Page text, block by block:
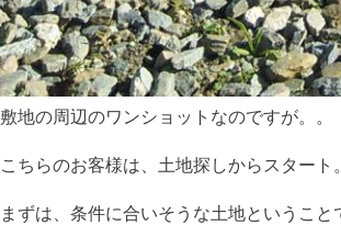
敷地の周辺のワンショットなのですが。。
こちらのお客様は、土地探しからスタート。
まずは、条件に合いそうな土地ということ